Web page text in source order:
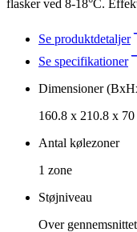
flasker ved 8-18°C.
Se produktdetaljer
Se specifikationer
Dimensioner
160.8 x 210.8 x 70
Antal kølezoner
1 zone
Støjniveau
Over gennemsnittet